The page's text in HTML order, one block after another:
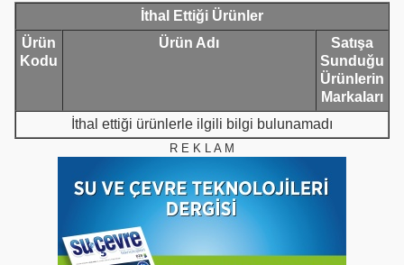
İthal Ettiği Ürünler
Ürün
Kodu
Ürün Adı
Satışa
Sunduğu
Ürünlerin
Markaları
İthal ettiği ürünlerle ilgili bilgi bulunamadı
R E K L A M